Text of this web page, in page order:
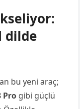
dilde
bu yeni araç;
Pro gibi güçlü